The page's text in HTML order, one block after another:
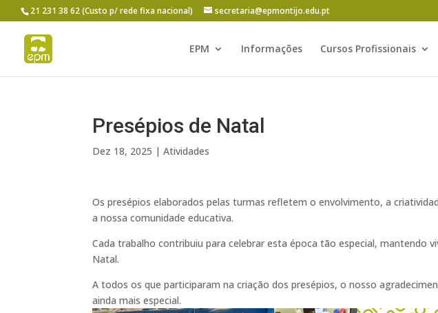
21 231 38 62 (Custo p/ rede fixa nacional) secretaria@epmontijo.edu.pt
EPM Informações Cursos Profissionais
Presépios de Natal
Dez 18, 2025 |Atividades
Os presépios elaborados pelas turmas refletem o envolvimento, a
a nossa comunidade educativa.
Cada trabalho contribuiu para celebrar esta época tão especial, mantendo
Natal.
A todos os que participaram na criação dos presépios, o nosso
ainda mais especial.